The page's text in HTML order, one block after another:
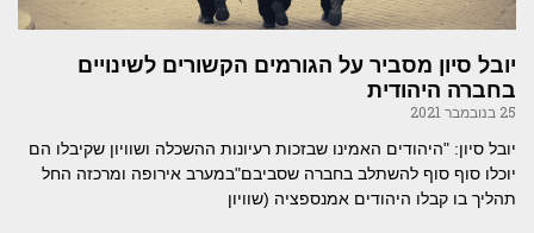
יובל סיון מסביר על הגורמים הקשורים לשינויים
בחברה היהודית
25 בנובמבר 2021
יובל סיון: "היהודים האמינו שבזכות רעיונות ההשכלה ושוויון שקיבלו הם
יוכלו סוף סוף להשתלב בחברה שסביבם"במערב אירופה ומרכזה החל
תהליך בו קבלו היהודים אמנספציה (שוויון